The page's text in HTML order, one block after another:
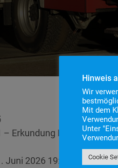
– Erkundung Brand
Juni 2026 19:05
Hinweis
Wir
Mit dem
Unter
Cookie